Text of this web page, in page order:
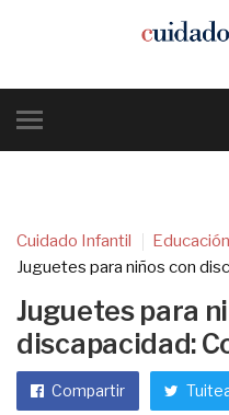
Cuidado Infantil Educación
Juguetes para niños con
Juguetes para
discapacidad:
Compartir